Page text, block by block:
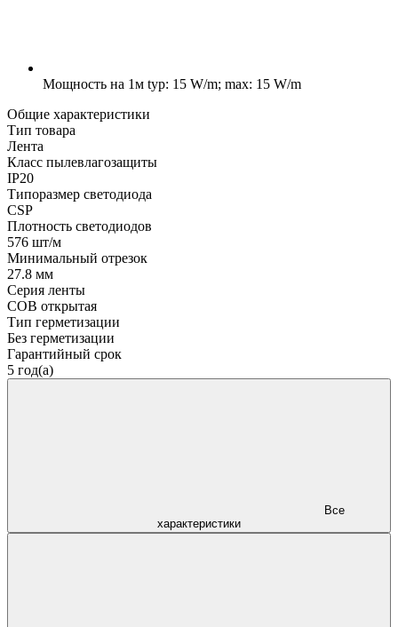
Мощность на 1м typ: 15 W/m; max: 15 W/m
Общие характеристики
Тип товара
Лента
Класс пылевлагозащиты
IP20
Типоразмер светодиода
CSP
Плотность светодиодов
576 шт/м
Минимальный отрезок
27.8 мм
Серия ленты
COB открытая
Тип герметизации
Без герметизации
Гарантийный срок
5 год(а)
характеристики